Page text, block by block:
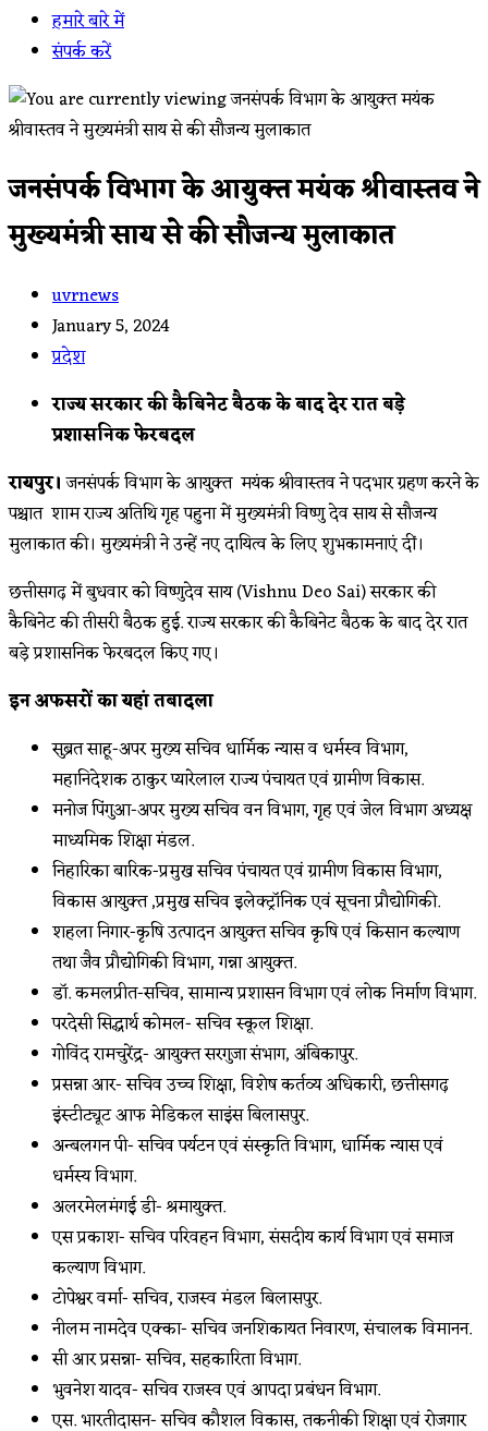
हमारे बारे में
संपर्क करें
जनसंपर्क विभाग के आयुक्त मयंक श्रीवास्तव ने
मुख्यमंत्री साय से की सौजन्य मुलाकात
Post
author:
uvrnews
Post
published:
January 5, 2024
Post
प्रदेश
राज्य सरकार की कैबिनेट बैठक के बाद देर रात बड़े
प्रशासनिक फेरबदल
रायपुर।जनसंपर्क विभाग के आयुक्त मयंक श्रीवास्तव ने पदभार ग्रहण करने के
पश्चात शाम राज्य अतिथि गृह पहुना में मुख्यमंत्री विष्णु देव साय से सौजन्य
मुलाकात की। मुख्यमंत्री ने उन्हें नए दायित्व के लिए शुभकामनाएं दीं।
छत्तीसगढ़ में बुधवार को विष्णुदेव साय (Vishnu Deo Sai) सरकार की
कैबिनेट की तीसरी बैठक हुई. राज्य सरकार की कैबिनेट बैठक के बाद देर रात
बड़े प्रशासनिक फेरबदल किए गए।
इन अफसरों का यहां तबादला
सुब्रत साहू-अपर मुख्य सचिव धार्मिक न्यास व धर्मस्व विभाग,
महानिदेशक ठाकुर प्यारेलाल राज्य पंचायत एवं ग्रामीण विकास.
मनोज पिंगुआ-अपर मुख्य सचिव वन विभाग, गृह एवं जेल विभाग अध्यक्ष
माध्यमिक शिक्षा मंडल.
निहारिका बारिक-प्रमुख सचिव पंचायत एवं ग्रामीण विकास विभाग,
विकास आयुक्त ,प्रमुख सचिव इलेक्ट्रॉनिक एवं सूचना प्रौद्योगिकी.
शहला निगार-कृषि उत्पादन आयुक्त सचिव कृषि एवं किसान कल्याण
तथा जैव प्रौद्योगिकी विभाग, गन्ना आयुक्त.
डॉ. कमलप्रीत-सचिव, सामान्य प्रशासन विभाग एवं लोक निर्माण विभाग.
परदेसी सिद्धार्थ कोमल- सचिव स्कूल शिक्षा.
गोविंद रामचुरेंद्र- आयुक्त सरगुजा संभाग, अंबिकापुर.
प्रसन्ना आर- सचिव उच्च शिक्षा, विशेष कर्तव्य अधिकारी, छत्तीसगढ़
इंस्टीट्यूट आफ मेडिकल साइंस बिलासपुर.
अन्बलगन पी- सचिव पर्यटन एवं संस्कृति विभाग, धार्मिक न्यास एवं
धर्मस्य विभाग.
अलरमेलमंगई डी- श्रमायुक्त.
एस प्रकाश- सचिव परिवहन विभाग, संसदीय कार्य विभाग एवं समाज
कल्याण विभाग.
टोपेश्वर वर्मा- सचिव, राजस्व मंडल बिलासपुर.
नीलम नामदेव एक्का- सचिव जनशिकायत निवारण, संचालक विमानन.
सी आर प्रसन्ना- सचिव, सहकारिता विभाग.
भुवनेश यादव- सचिव राजस्व एवं आपदा प्रबंधन विभाग.
एस. भारतीदासन- सचिव कौशल विकास, तकनीकी शिक्षा एवं रोजगार